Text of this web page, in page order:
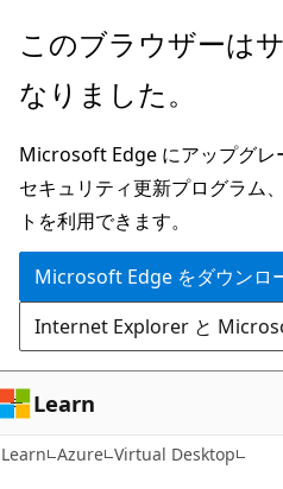
メ
ン
ン
テ
ン
ツ
に
ス
キ
ッ
プ
このブラウザーは
なりました。
Microsoft Edge にアップグレ
セキュリティ更新プログラム
トを利用できます。
Microsoft Edge をダウンロ
Internet Explorer と
Learn
Learn Azure Virtual Desktop